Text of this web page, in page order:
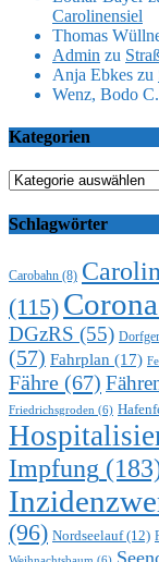
Carolinensiel
Thomas
Admin zu
Anja Ebkes zu
Wenz, Bodo C.
Kategorien
Kategorien
Schlagwörter
Carobahn (8)
(115) Corona
DGzRS (55)
(57) Fahrplan (17)
Fähre (67)
Friedrichsgroden (6)
Impfung
(96) Nordseelauf(12)